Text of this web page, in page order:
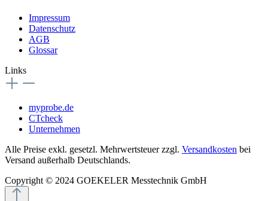
Impressum
Datenschutz
AGB
Glossar
Links
myprobe.de
CTcheck
Unternehmen
Alle Preise exkl. gesetzl. Mehrwertsteuer zzgl. Versandkosten bei
Versand außerhalb Deutschlands.
Copyright © 2024 GOEKELER Messtechnik GmbH